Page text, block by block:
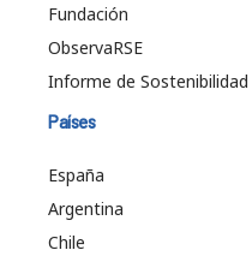
Fundación
ObservaRSE
Informe de Sostenibilidad
Países
España
Argentina
Chile